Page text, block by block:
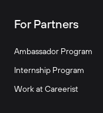
For Partners
Ambassador Program
Internship Program
Work at Careerist